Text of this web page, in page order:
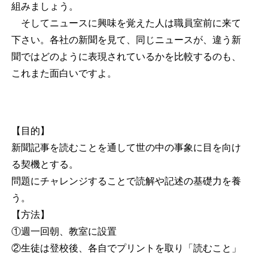
組みましょう。
そしてニュースに興味を覚えた人は職員室前に来て
下さい。各社の新聞を見て、同じニュースが、違う新
聞ではどのように表現されているかを比較するのも、
これまた面白いですよ。
【目的】
新聞記事を読むことを通して世の中の事象に目を向け
る契機とする。
問題にチャレンジすることで読解や記述の基礎力を養
う。
【方法】
①週一回朝、教室に設置
②生徒は登校後、各自でプリントを取り「読むこと」